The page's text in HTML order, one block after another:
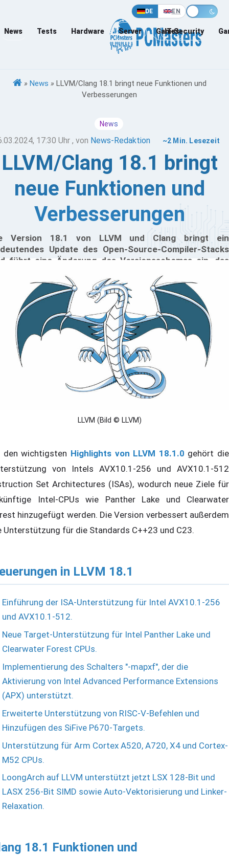
DE EN
News Tests Hardware Server Games
IT-Security
» News » LLVM/Clang 18.1 bringt neue Funktionen und
Verbesserungen
News
17:30 Uhr , von News-Redaktion ~2 Min. Lesezeit
LLVM/Clang 18.1 bringt
neue Funktionen und
Verbesserungen
Version 18.1 von LLVM und Clang bringt ein
Update des Open-Source-Compiler-Stacks
führt eine Änderung des Versionsschemas ein, das
zählen zahlreiche Verbesserungen sowie neuen
LLVM (Bild © LLVM)
den wichtigsten Highlights von LLVM 18.1.0 gehört die
von Intels AVX10.1-256 und AVX10.1-512
Set Architectures (ISAs), wodurch neue Ziele für
Intel-CPUs wie Panther Lake und Clearwater
hinzugefügt werden. Die Version verbessert außerdem
Unterstützung für die Standards C++23 und C23.
in LLVM 18.1
Einführung der ISA-Unterstützung für Intel AVX10.1-256
und AVX10.1-512.
Neue Target-Unterstützung für Intel Panther Lake und
Clearwater Forest CPUs.
Implementierung des Schalters "-mapxf", der die
Aktivierung von Intel Advanced Performance Extensions
(APX) unterstützt.
Erweiterte Unterstützung von RISC-V-Befehlen und
Hinzufügen des SiFive P670-Targets.
Unterstützung für Arm Cortex A520, A720, X4 und Cortex-
M52 CPUs.
LoongArch auf LLVM unterstützt jetzt LSX 128-Bit und
LASX 256-Bit SIMD sowie Auto-Vektorisierung und Linker-
Relaxation.
18.1 Funktionen und